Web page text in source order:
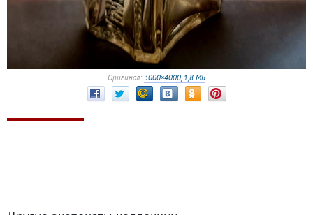
Оригинал: 3000×4000, 1,8 МБ